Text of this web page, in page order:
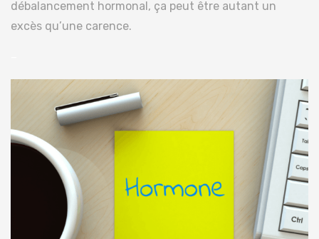
débalancement hormonal, ça peut être autant un
excès qu’une carence.